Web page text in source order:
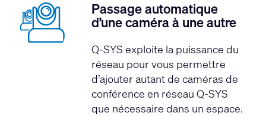
Passage automatique
d’une caméra à une autre
Q-SYS exploite la puissance du
réseau pour vous permettre
d’ajouter autant de caméras de
conférence en réseau Q-SYS
que nécessaire dans un espace.